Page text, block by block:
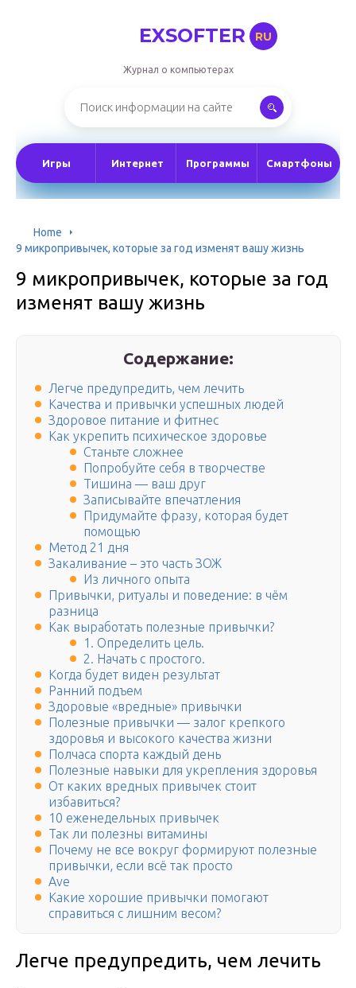
EXSOFTER RU
Журнал о компьютерах
Игры Интернет Программы Смартфоны
Home
9 микропривычек, которые за год изменят вашу жизнь
9 микропривычек, которые за год
изменят вашу жизнь
Содержание:
Легче предупредить, чем лечить
Качества и привычки успешных людей
Здоровое питание и фитнес
Как укрепить психическое здоровье
Станьте сложнее
Попробуйте себя в творчестве
Тишина — ваш друг
Записывайте впечатления
Придумайте фразу, которая будет
помощью
Метод 21 дня
Закаливание – это часть ЗОЖ
Из личного опыта
Привычки, ритуалы и поведение: в чём
разница
Как выработать полезные привычки?
1. Определить цель.
2. Начать с простого.
Когда будет виден результат
Ранний подъем
Здоровые «вредные» привычки
Полезные привычки — залог крепкого
здоровья и высокого качества жизни
Полчаса спорта каждый день
Полезные навыки для укрепления здоровья
От каких вредных привычек стоит
избавиться?
10 еженедельных привычек
Так ли полезны витамины
Почему не все вокруг формируют полезные
привычки, если всё так просто
Ave
Какие хорошие привычки помогают
справиться с лишним весом?
Легче предупредить, чем лечить